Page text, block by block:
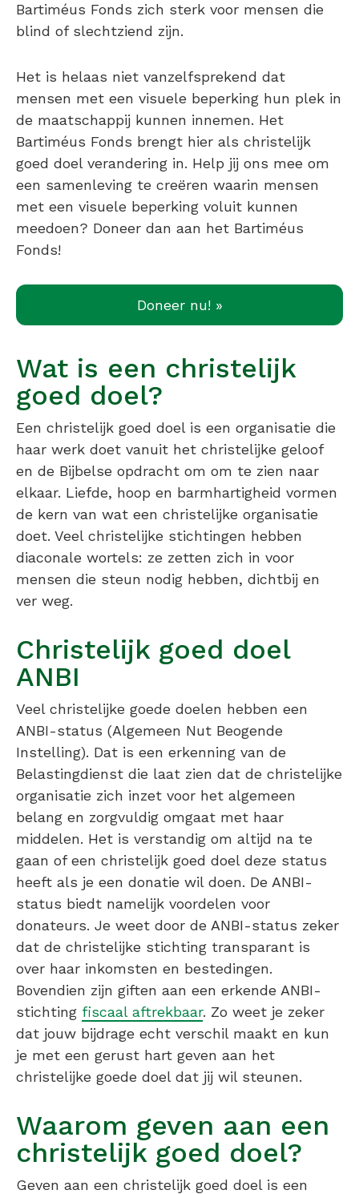
Bartiméus Fonds zich sterk voor mensen die
blind of slechtziend zijn.
Het is helaas niet vanzelfsprekend dat
mensen met een visuele beperking hun plek in
de maatschappij kunnen innemen. Het
Bartiméus Fonds brengt hier als christelijk
goed doel verandering in. Help jij ons mee om
een samenleving te creëren waarin mensen
met een visuele beperking voluit kunnen
meedoen? Doneer dan aan het Bartiméus
Fonds!
Doneer nu! »
Wat is een christelijk
goed doel?
Een christelijk goed doel is een organisatie die
haar werk doet vanuit het christelijke geloof
en de Bijbelse opdracht om om te zien naar
elkaar. Liefde, hoop en barmhartigheid vormen
de kern van wat een christelijke organisatie
doet. Veel christelijke stichtingen hebben
diaconale wortels: ze zetten zich in voor
mensen die steun nodig hebben, dichtbij en
ver weg.
Christelijk goed doel
ANBI
Veel christelijke goede doelen hebben een
ANBI-status (Algemeen Nut Beogende
Instelling). Dat is een erkenning van de
Belastingdienst die laat zien dat de christelijke
organisatie zich inzet voor het algemeen
belang en zorgvuldig omgaat met haar
middelen. Het is verstandig om altijd na te
gaan of een christelijk goed doel deze status
heeft als je een donatie wil doen. De ANBI-
status biedt namelijk voordelen voor
donateurs. Je weet door de ANBI-status zeker
dat de christelijke stichting transparant is
over haar inkomsten en bestedingen.
Bovendien zijn giften aan een erkende ANBI-
stichting fiscaal aftrekbaar. Zo weet je zeker
dat jouw bijdrage echt verschil maakt en kun
je met een gerust hart geven aan het
christelijke goede doel dat jij wil steunen.
Waarom geven aan een
christelijk goed doel?
Geven aan een christelijk goed doel is een